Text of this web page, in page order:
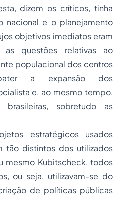
dizem os críticos, tinha
nacional e o planejamento
objetivos imediatos eram
as questões relativas ao
populacional dos centros
a expansão dos
e, ao mesmo tempo,
sobretudo as
estratégicos usados
tão distintos dos utilizados
mesmo Kubitscheck, todos
ou seja, utilizavam-se do
de políticas públicas